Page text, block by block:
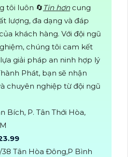
tôi luôn 🔄 Tin hơn cung
lượng, đa dạng và đáp
khách hàng. Với đội ngũ
chúng tôi cam kết
giải pháp an ninh hợp lý
Phát, bạn sẽ nhận
chuyên nghiệp từ đội ngũ
Bích, P. Tân Thới Hòa,
Tân Hòa Đông,P Bình